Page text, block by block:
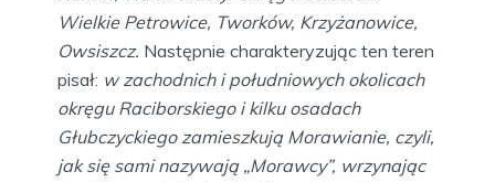
Wielkie Petrowice, Tworków, Krzyżanowice,
Owsiszcz. Następnie charakteryzując ten teren
pisał: w zachodnich i południowych okolicach
okręgu Raciborskiego i kilku osadach
Głubczyckiego zamieszkują Morawianie, czyli,
jak się sami nazywają „Morawcy”, wrzynając